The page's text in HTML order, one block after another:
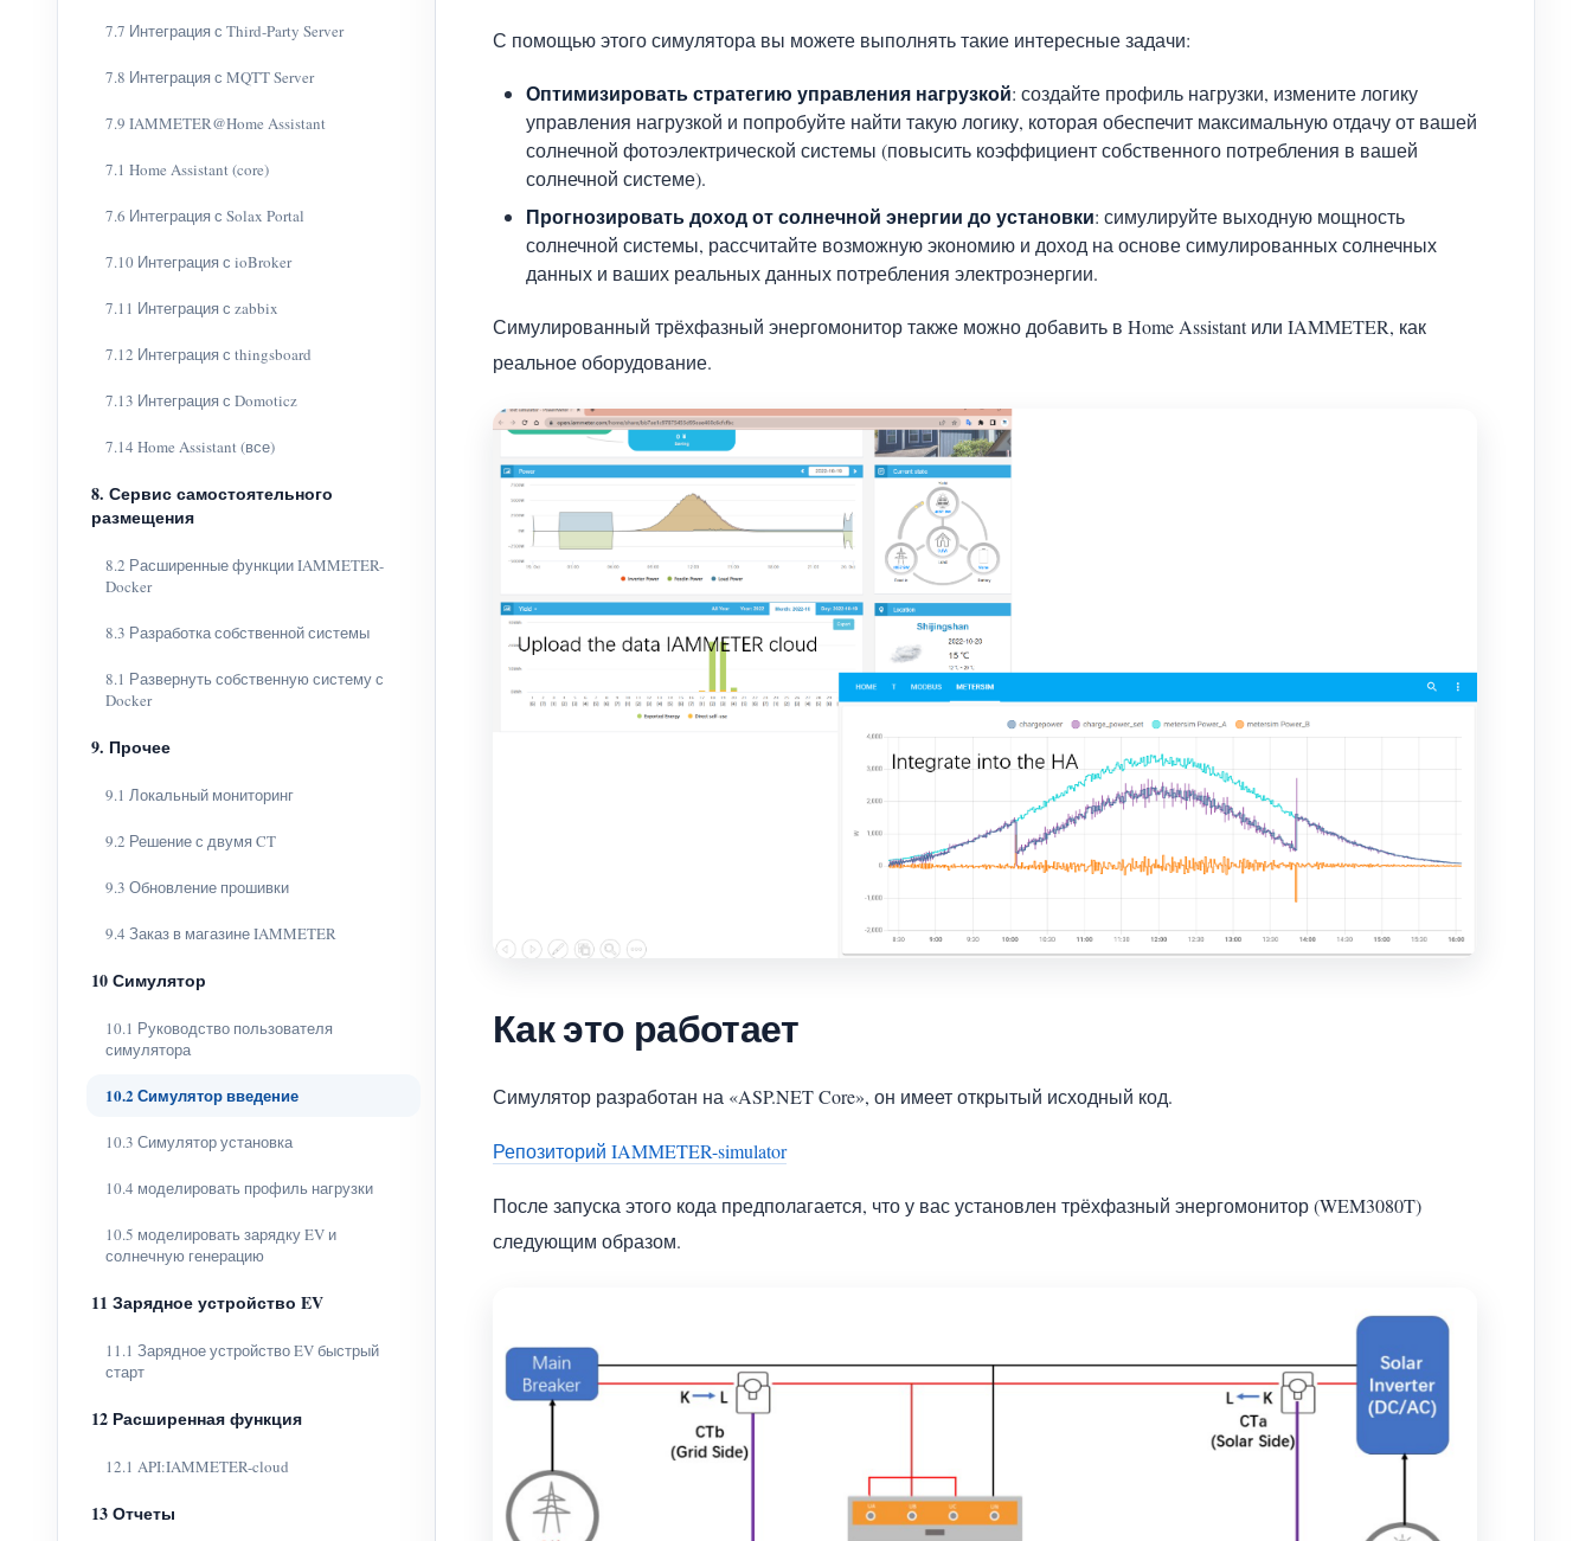
7.7 Интеграция с Third-Party Server
7.8 Интеграция с MQTT Server
7.9 IAMMETER@Home Assistant
7.1 Home Assistant (core)
7.6 Интеграция с Solax Portal
7.10 Интеграция с ioBroker
7.11 Интеграция с zabbix
7.12 Интеграция с thingsboard
7.13 Интеграция с Domoticz
7.14 Home Assistant (все)
8. Сервис самостоятельного
размещения
8.2 Расширенные функции IAMMETER-
Docker
8.3 Разработка собственной системы
8.1 Развернуть собственную систему с
Docker
9. Прочее
9.1 Локальный мониторинг
9.2 Решение с двумя CT
9.3 Обновление прошивки
9.4 Заказ в магазине IAMMETER
10 Симулятор
10.1 Руководство пользователя
симулятора
10.2 Симулятор введение
10.3 Симулятор установка
10.4 моделировать профиль нагрузки
10.5 моделировать зарядку EV и
солнечную генерацию
11 Зарядное устройство EV
11.1 Зарядное устройство EV быстрый
старт
12 Расширенная функция
12.1 API:IAMMETER-cloud
13 Отчеты
С помощью этого симулятора вы можете выполнять такие интересные задачи:
Оптимизировать стратегию управления нагрузкой: создайте профиль нагрузки, измените логику
управления нагрузкой и попробуйте найти такую логику, которая обеспечит максимальную отдачу от вашей
солнечной фотоэлектрической системы (повысить коэффициент собственного потребления в вашей
солнечной системе).
Прогнозировать доход от солнечной энергии до установки: симулируйте выходную мощность
солнечной системы, рассчитайте возможную экономию и доход на основе симулированных солнечных
данных и ваших реальных данных потребления электроэнергии.
Симулированный трёхфазный энергомонитор также можно добавить в Home Assistant или IAMMETER, как
реальное оборудование.
Как это работает
Симулятор разработан на «ASP.NET Core», он имеет открытый исходный код.
Репозиторий IAMMETER-simulator
После запуска этого кода предполагается, что у вас установлен трёхфазный энергомонитор (WEM3080T)
следующим образом.